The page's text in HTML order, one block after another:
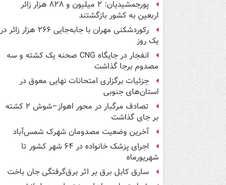
پورجمشیدیان: ۲ میلیون و ۸۲۸ هزار زائر
اربعین به کشور بازگشتند
رکوردشکنی مهران با جابه‌جایی ۲۶۶ هزار زائر در
یک روز
انفجار در جایگاه CNG صحنه یک کشته و سه
مصدوم برجا گذاشت
جزئیات برگزاری امتحانات نهایی معوق در
استان‌های جنوبی
تصادف مرگبار در محور اهواز–شوش ۲ کشته
بر جای گذاشت
آخرین وضعیت مصدومان شهرک شمس‌آباد
اجرای پزشک خانواده در ۶۴ شهر کشور تا
شهریورماه
سارق کابل برق بر اثر برق‌گرفتگی جان باخت